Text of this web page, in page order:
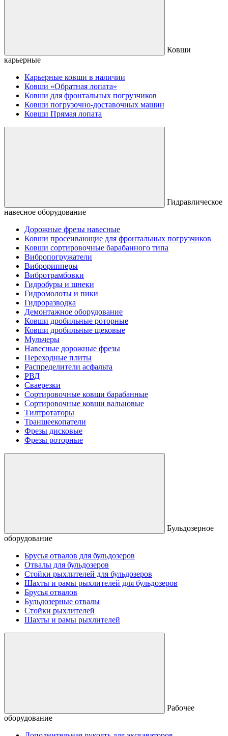
Ковши
карьерные
Карьерные ковши в наличии
Ковши «Обратная лопата»
Ковши для фронтальных погрузчиков
Ковши погрузочно-доставочных машин
Ковши Прямая лопата
Гидравлическое
навесное оборудование
Дорожные фрезы навесные
Ковши просеивающие для фронтальных погрузчиков
Ковши сортировочные барабанного типа
Вибропогружатели
Виброрипперы
Вибротрамбовки
Гидробуры и шнеки
Гидромолоты и пики
Гидроразводка
Демонтажное оборудование
Ковши дробильные роторные
Ковши дробильные щековые
Мульчеры
Навесные дорожные фрезы
Переходные плиты
Распределители асфальта
РВД
Сваерезки
Сортировочные ковши барабанные
Сортировочные ковши вальцовые
Тилтротаторы
Траншеекопатели
Фрезы дисковые
Фрезы роторные
Бульдозерное
оборудование
Брусья отвалов для бульдозеров
Отвалы для бульдозеров
Стойки рыхлителей для бульдозеров
Шахты и рамы рыхлителей для бульдозеров
Брусья отвалов
Бульдозерные отвалы
Стойки рыхлителей
Шахты и рамы рыхлителей
Рабочее
оборудование